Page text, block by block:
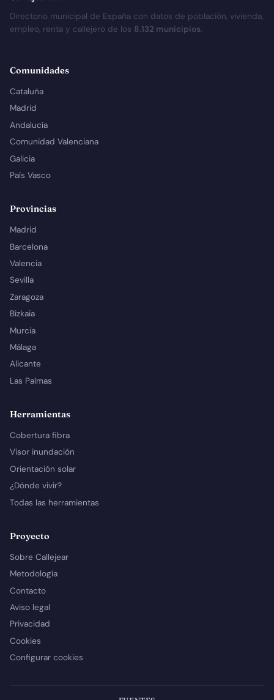
Directorio municipal de España con datos de población, vivienda,
empleo, renta y callejero de los 8.132 municipios.
Comunidades
Cataluña
Madrid
Andalucía
Comunidad Valenciana
Galicia
País Vasco
Provincias
Madrid
Barcelona
Valencia
Sevilla
Zaragoza
Bizkaia
Murcia
Málaga
Alicante
Las Palmas
Herramientas
Cobertura fibra
Visor inundación
Orientación solar
¿Dónde vivir?
Todas las herramientas
Proyecto
Sobre Callejear
Metodología
Contacto
Aviso legal
Privacidad
Cookies
Configurar cookies